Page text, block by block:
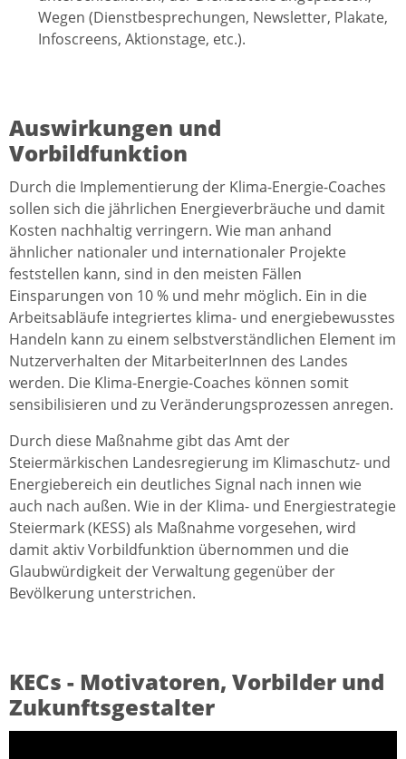
Wegen (Dienstbesprechungen, Newsletter, Plakate,
Infoscreens, Aktionstage, etc.).
Auswirkungen und
Vorbildfunktion
Durch die Implementierung der Klima-Energie-Coaches
sollen sich die jährlichen Energieverbräuche und damit
Kosten nachhaltig verringern. Wie man anhand
ähnlicher nationaler und internationaler Projekte
feststellen kann, sind in den meisten Fällen
Einsparungen von 10 % und mehr möglich. Ein in die
Arbeitsabläufe integriertes klima- und energiebewusstes
Handeln kann zu einem selbstverständlichen Element im
Nutzerverhalten der MitarbeiterInnen des Landes
werden. Die Klima-Energie-Coaches können somit
sensibilisieren und zu Veränderungsprozessen anregen.
Durch diese Maßnahme gibt das Amt der
Steiermärkischen Landesregierung im Klimaschutz- und
Energiebereich ein deutliches Signal nach innen wie
auch nach außen. Wie in der Klima- und Energiestrategie
Steiermark (KESS) als Maßnahme vorgesehen, wird
damit aktiv Vorbildfunktion übernommen und die
Glaubwürdigkeit der Verwaltung gegenüber der
Bevölkerung unterstrichen.
KECs - Motivatoren, Vorbilder und
Zukunftsgestalter